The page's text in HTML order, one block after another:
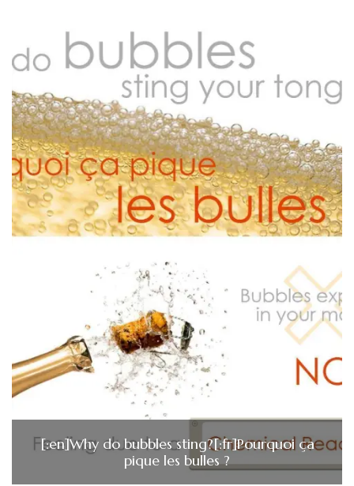
[:en]Why do bubbles sting?[:fr]Pourquoi ça
pique les bulles ?